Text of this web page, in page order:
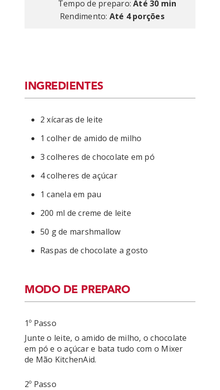
Tempo de preparo: Até 30 min
Rendimento: Até 4 porções
INGREDIENTES
2 xícaras de leite
1 colher de amido de milho
3 colheres de chocolate em pó
4 colheres de açúcar
1 canela em pau
200 ml de creme de leite
50 g de marshmallow
Raspas de chocolate a gosto
MODO DE PREPARO
1º Passo
Junte o leite, o amido de milho, o chocolate
em pó e o açúcar e bata tudo com o Mixer
de Mão KitchenAid.
2º Passo